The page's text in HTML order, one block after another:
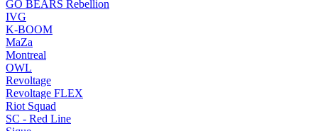
GO BEARS Rebellion
IVG
K-BOOM
MaZa
Montreal
OWL
Revoltage
Revoltage FLEX
Riot Squad
SC - Red Line